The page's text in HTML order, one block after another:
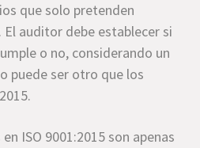
que solo pretenden
auditor debe establecer si
o no, considerando un
puede ser otro que los
ISO 9001:2015 son apenas